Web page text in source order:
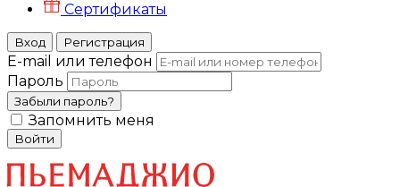
Сертификаты
Вход Регистрация
E-mail или телефон
Пароль
Забыли пароль?
Запомнить меня
Войти